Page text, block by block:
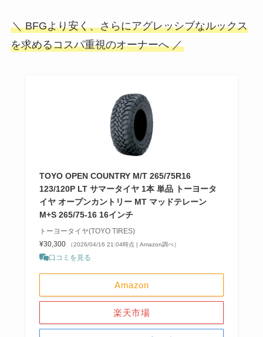
＼ BFGより安く、さらにアグレッシブなルックス
を求めるコスパ重視のオーナーへ ／
TOYO OPEN COUNTRY M/T 265/75R16
123/120P LT サマータイヤ 1本 単品 トーヨータ
イヤ オープンカントリー MT マッドテレーン
M+S 265/75-16 16インチ
トーヨータイヤ(TOYO TIRES)
¥30,300
（2026/04/16 21:04時点 | Amazon調べ）
口コミを見る
Amazon
楽天市場